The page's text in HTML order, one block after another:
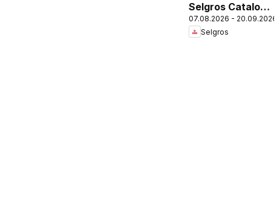
Selgros Catalog
Şcoala
07.08.2026 - 20.09.2026
Selgros